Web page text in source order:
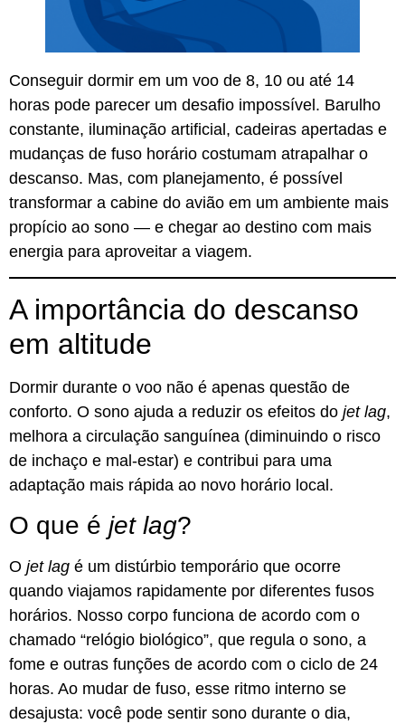
Conseguir dormir em um voo de 8, 10 ou até 14
horas pode parecer um desafio impossível. Barulho
constante, iluminação artificial, cadeiras apertadas e
mudanças de fuso horário costumam atrapalhar o
descanso. Mas, com planejamento, é possível
transformar a cabine do avião em um ambiente mais
propício ao sono — e chegar ao destino com mais
energia para aproveitar a viagem.
A importância do descanso
em altitude
Dormir durante o voo não é apenas questão de
conforto. O sono ajuda a reduzir os efeitos do jet lag,
melhora a circulação sanguínea (diminuindo o risco
de inchaço e mal-estar) e contribui para uma
adaptação mais rápida ao novo horário local.
O que é jet lag?
O jet lag é um distúrbio temporário que ocorre
quando viajamos rapidamente por diferentes fusos
horários. Nosso corpo funciona de acordo com o
chamado “relógio biológico”, que regula o sono, a
fome e outras funções de acordo com o ciclo de 24
horas. Ao mudar de fuso, esse ritmo interno se
desajusta: você pode sentir sono durante o dia,